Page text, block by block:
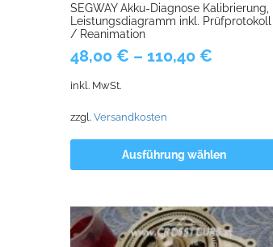
SEGWAY Akku-Diagnose Kalibrierung,
Leistungsdiagramm inkl. Prüfprotokoll
/ Reanimation
48,00 € – 110,40 €
inkl. MwSt.
zzgl. Versandkosten
Ausführung wählen